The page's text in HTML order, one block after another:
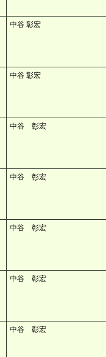
中谷 彰宏
中谷 彰宏
中谷 彰宏
中谷 彰宏
中谷 彰宏
中谷 彰宏
中谷 彰宏